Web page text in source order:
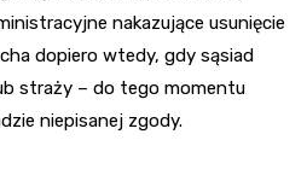
nakazujące usunięcie
dopiero wtedy, gdy sąsiad
straży – do tego momentu
niepisanej zgody.